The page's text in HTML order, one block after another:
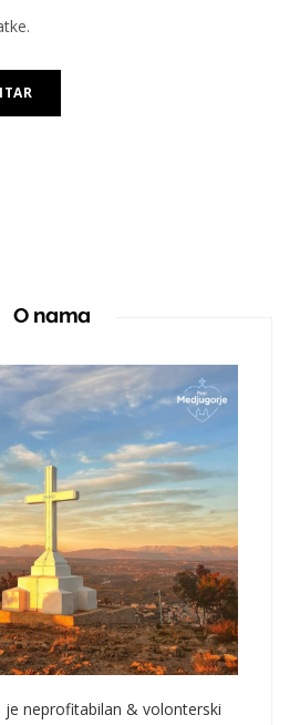
O nama
je neprofitabilan & volonterski